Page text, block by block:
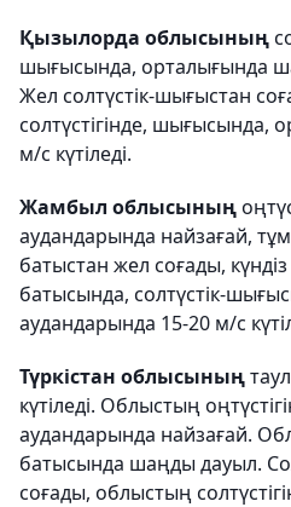
Қызылорда облысының
шығысында, орталығында
Жел солтүстік-шығыстан
солтүстігінде, шығысында,
м/с күтіледі.
Жамбыл облысының
аудандарында найзағай,
батыстан жел соғады,
батысында, солтүстік-
аудандарында 15-20 м/с
Түркістан облысының
күтіледі. Облыстың
аудандарында найзағай.
батысында шаңды дауыл.
соғады, облыстың